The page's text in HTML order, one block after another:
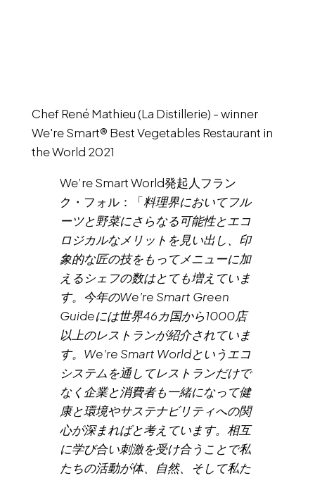
Chef René Mathieu (La Distillerie) - winner
We're Smart® Best Vegetables Restaurant in
the World 2021
We’re Smart World発起人フラン
ク・フォル：「料理界においてフル
ーツと野菜にさらなる可能性とエコ
ロジカルなメリットを見い出し、印
象的な匠の技をもってメニューに加
えるシェフの数はとても増えていま
す。今年のWe’re Smart Green
Guideには世界46カ国から1000店
以上のレストランが紹介されていま
す。We’re Smart Worldというエコ
システムを通してレストランだけで
なく企業と消費者も一緒になって健
康と環境やサステナビリティへの関
心が深まればと考えています。相互
に学び合い刺激を受け合うことで私
たちの活動が体、自然、そして私た